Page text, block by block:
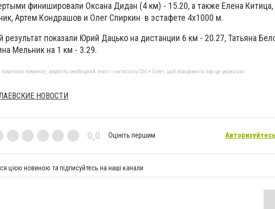
финишировали Оксана Дидан (4 км) - 15.20, а также Елена
Артем Кондрашов и Олег Спиркин в эстафете 4х1000 м.
результат показали Юрий Дацько на дистанции 6 км - 20.27, Татьяна
Мельник на 1 км - 3.29.
помилку, виділіть необхідний текст і натисніть Ctrl + Enter, щоб повідомити про це редакцію
НОВОСТИ
0,0 Оцініть першим Авторизуйтесь
цією новиною та підписуйтесь на наші канали